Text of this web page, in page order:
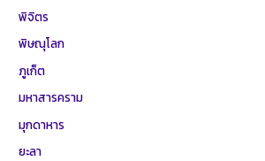
พิจิตร
พิษณุโลก
ภูเก็ต
มหาสารคราม
มุกดาหาร
ยะลา